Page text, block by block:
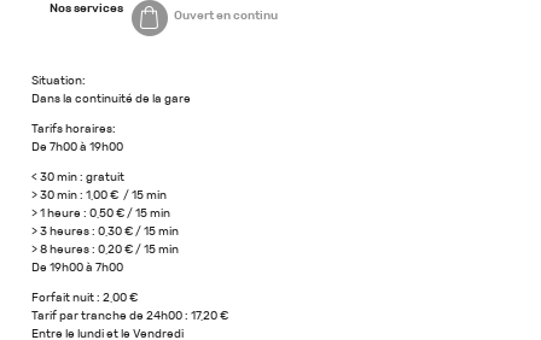
Nos services
Ouvert en continu
Situation:
Dans la continuité de la gare
Tarifs horaires:
De 7h00 à 19h00
< 30 min : gratuit
> 30 min : 1,00 € / 15 min
> 1 heure : 0,50 € / 15 min
> 3 heures : 0,30 € / 15 min
> 8 heures : 0,20 € / 15 min
De 19h00 à 7h00
Forfait nuit : 2,00 €
Tarif par tranche de 24h00 : 17,20 €
Entre le lundi et le Vendredi